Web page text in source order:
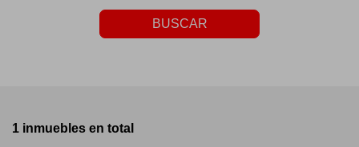
BUSCAR
1 inmuebles en total